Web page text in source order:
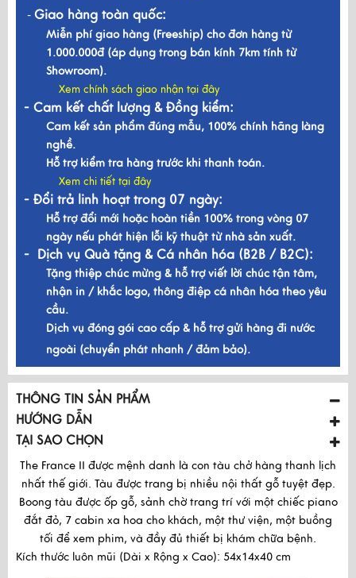
- Giao hàng toàn quốc:
Miễn phí giao hàng (Freeship) cho đơn hàng từ
1.000.000đ (áp dụng trong bán kính 7km tính từ
Showroom).
Xem chính sách giao nhận tại đây
- Cam kết chất lượng & Đồng kiểm:
Cam kết sản phẩm đúng mẫu, 100% chính hãng làng
nghề.
Hỗ trợ kiểm tra hàng trước khi thanh toán.
Xem chi tiết tại đây
- Đổi trả linh hoạt trong 07 ngày:
Hỗ trợ đổi mới hoặc hoàn tiền 100% trong vòng 07
ngày nếu phát hiện lỗi kỹ thuật từ nhà sản xuất.
- Dịch vụ Quà tặng & Cá nhân hóa (B2B / B2C):
Tặng thiệp chúc mừng & hỗ trợ viết lời chúc tận tâm,
nhận in / khắc logo, thông điệp cá nhân hóa theo yêu
cầu.
Dịch vụ đóng gói cao cấp & hỗ trợ gửi hàng đi nước
ngoài (chuyển phát nhanh / đảm bảo).
THÔNG TIN SẢN PHẨM
HƯỚNG DẪN
TẠI SAO CHỌN
The France II được mệnh danh là con tàu chở hàng thanh lịch
nhất thế giới. Tàu được trang bị nhiều nội thất gỗ tuyệt đẹp.
Boong tàu được ốp gỗ, sảnh chờ trang trí với một chiếc piano
đắt đỏ, 7 cabin xa hoa cho khách, một thư viện, một buồng
tối để xem phim, và đầy đủ thiết bị khám chữa bệnh.
Kích thước luôn mũi (Dài x Rộng x Cao): 54x14x40 cm